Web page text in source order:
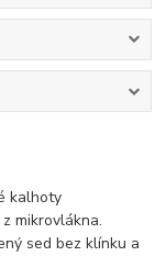
kalhoty
mikrovlákna.
sed bez klínku a